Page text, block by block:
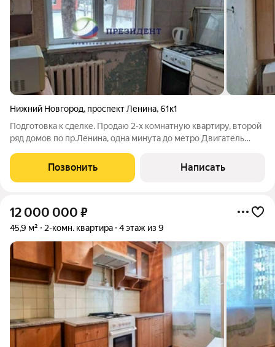
Нижний Новгород, проспект Ленина,61к1
Подготовка к сделке. Продаю 2-х комнатную квартиру, второй
ряд домов по пр.Ленина, одна минута до метро Двигатель
города, идеальное местоположение. Дом обслуживает ТСЖ-
это значит чистота ,
Позвонить Написать
12 000 000 ₽
45,9 м² 2-комн. квартира 4 этаж из 9